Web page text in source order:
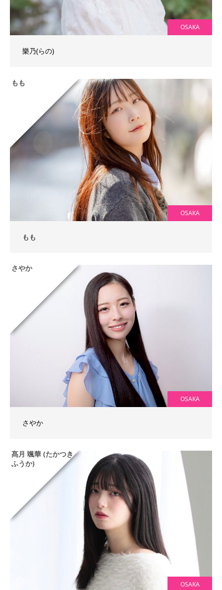
OSAKA
樂乃(らの)
もも
OSAKA
もも
さやか
OSAKA
さやか
髙月 颯華 (たかつき
ふうか)
OSAKA